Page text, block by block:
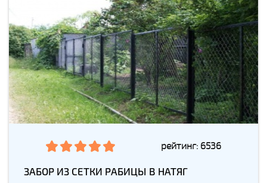
рейтинг: 6536
ЗАБОР ИЗ СЕТКИ РАБИЦЫ В НАТЯГ